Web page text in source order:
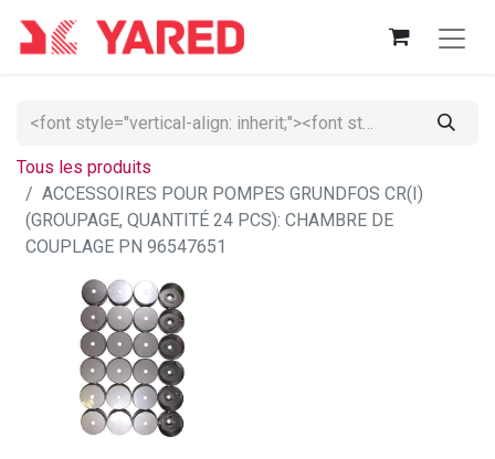
Tous les produits
ACCESSOIRES POUR POMPES GRUNDFOS CR(I)
(GROUPAGE, QUANTITÉ 24 PCS): CHAMBRE DE
COUPLAGE PN 96547651